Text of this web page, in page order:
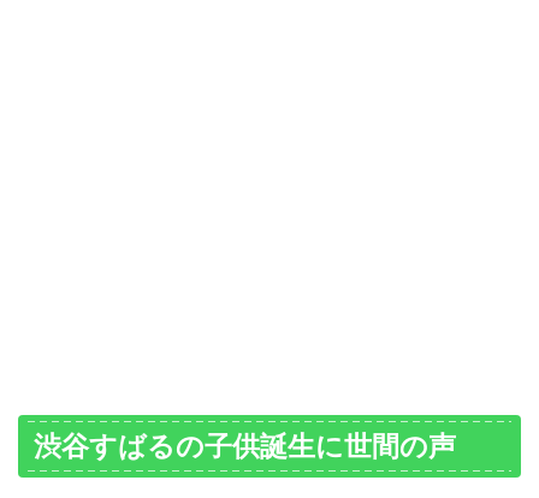
渋谷すばるの子供誕生に世間の声